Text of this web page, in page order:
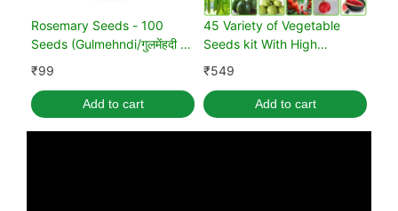
Rosemary Seeds - 100
Seeds (Gulmehndi/गुलमेंहदी के
बीज)
₹99
Add to cart
45 Variety of Vegetable
Seeds kit With High
Germination Rate
₹549
Add to cart